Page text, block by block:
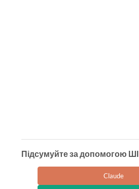
Підсумуйте за допомогою ШІ
Claude